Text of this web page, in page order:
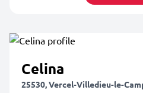
Celina
25530, Vercel-Villedieu-le-